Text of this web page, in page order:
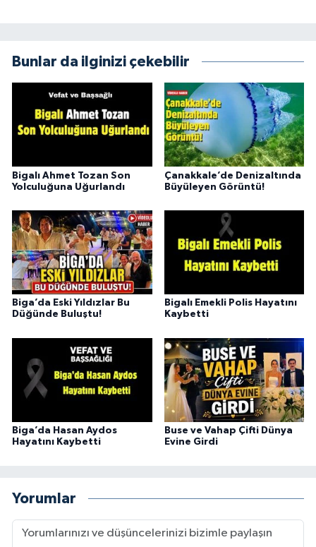
Bunlar da ilginizi çekebilir
Bigalı Ahmet Tozan Son
Yolculuğuna Uğurlandı
Çanakkale’de Denizaltında
Büyüleyen Görüntü!
Biga’da Eski Yıldızlar Bu
Düğünde Buluştu!
Bigalı Emekli Polis Hayatını
Kaybetti
Biga’da Hasan Aydos
Hayatını Kaybetti
Buse ve Vahap Çifti Dünya
Evine Girdi
Yorumlar